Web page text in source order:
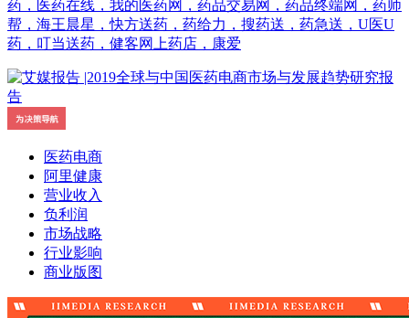
药，医药在线，我的医药网，药品交易网，药品终端网，药师
帮，海王晨星，快方送药，药给力，搜药送，药急送，U医U
药，叮当送药，健客网上药店，康爱
医药电商
阿里健康
营业收入
负利润
市场战略
行业影响
商业版图